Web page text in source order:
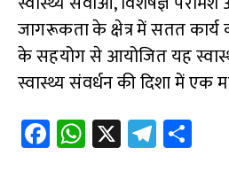
जागरूकता के क्षेत्र में सतत कार्य
के सहयोग से आयोजित यह
स्वास्थ्य संवर्धन की दिशा में एक
Fa
ce
W
h
X Te
le